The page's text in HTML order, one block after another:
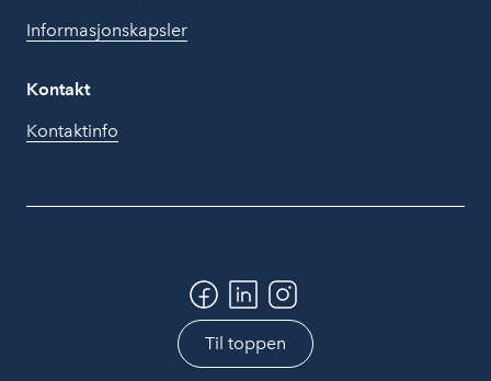
Informasjonskapsler
Kontakt
Kontaktinfo
Til toppen